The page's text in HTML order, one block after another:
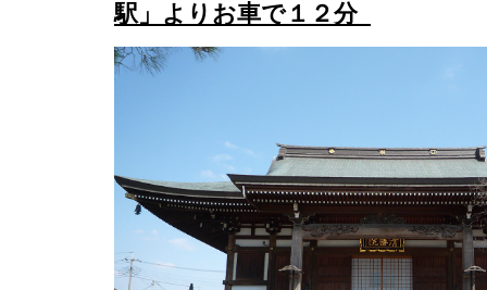
駅」よりお車で１２分